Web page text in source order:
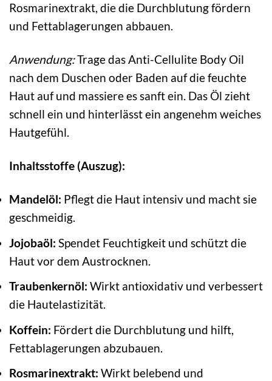
Rosmarinextrakt, die die Durchblutung fördern
und Fettablagerungen abbauen.
Anwendung:Trage das Anti-Cellulite Body Oil
nach dem Duschen oder Baden auf die feuchte
Haut auf und massiere es sanft ein. Das Öl zieht
schnell ein und hinterlässt ein angenehm weiches
Hautgefühl.
Inhaltsstoffe (Auszug):
Mandelöl: Pflegt die Haut intensiv und macht sie
geschmeidig.
Jojobaöl: Spendet Feuchtigkeit und schützt die
Haut vor dem Austrocknen.
Traubenkernöl: Wirkt antioxidativ und verbessert
die Hautelastizität.
Koffein: Fördert die Durchblutung und hilft,
Fettablagerungen abzubauen.
Rosmarinextrakt: Wirkt belebend und